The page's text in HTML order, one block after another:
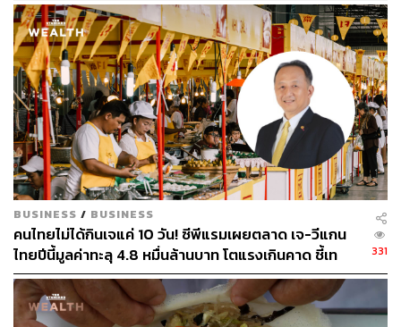
แม้เทศกาลกินเจในปีนี้จะดูซบเซาลงไปบ้าง แต่ร้านเจ้าดังที่
ต้องไปแวะก็ยังมากันครบ เริ่มที่ของกินเล่นอย่างเกี๊ยวทอดเจ
สอดไส้ผักและวุ้นเส้น เปาะเปี๊ยะ เผือกทอด เต้าหู้ทอด อิ่วก้วยที่
เป็นแป้งทอดสอดไส้ต่างๆ ทั้งไส้คาวและไส้หวาน อิ่วก้วยนี้
หากินได้ยาก หากไม่ใช่ย่านตลาดน้อย ย่านเมืองเก่า หรือย่าน
เยาวราช ส่วนเมนูพื้นฐานทั่วไปอย่างกับข้าวเจง่ายๆ เกี่ยมฉ่าย
กานาฉ่าย ไชโป๊ ขาเห็ดทรงเครื่อง น้ำพริกเจ หรืออาหารจาน
เดียวอย่างเย็นตาโฟเจที่มีเผือกทอดและเต้าหู้ทอดเป็นตัวชูโรง
หรือหมี่ผัดก็มีให้เลือกมากมายหลายร้าน
BUSINESS / BUSINESS
คนไทยไม่ได้กินเจแค่ 10 วัน! ซีพีแรมเผยตลาด เจ-วีแกน
ไทยปีนี้มูลค่าทะลุ 4.8 หมื่นล้านบาท โตแรงเกินคาด ชี้เท
รนด์ Gen Y–Z เริ่มกินเพราะรักษ์โลก
331